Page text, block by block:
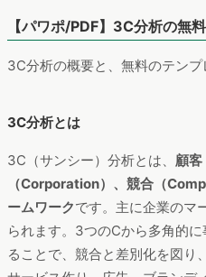
【パワポ/PDF】3C分析の無
3C分析の概要と、無料のテンプ
3C分析とは
3C（サンシー）分析とは、 顧
（Corporation）、競合（
ームワークです。主に企業のマ
られます。3つのCから多角的
ることで、競合と差別化を図り